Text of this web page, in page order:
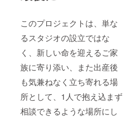
このプロジェクトは、単な
るスタジオの設立ではな
く、新しい命を迎えるご家
族に寄り添い、また出産後
も気兼ねなく立ち寄れる場
所として、1人で抱え込まず
相談できるような場所にし